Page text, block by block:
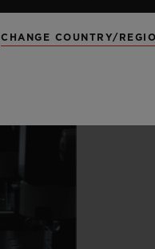
CHANGE COUNTRY/